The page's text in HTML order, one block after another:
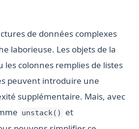
de données complexes
laborieuse. Les objets de la
les colonnes remplies de listes
peuvent introduire une
supplémentaire. Mais, avec
unstack() et